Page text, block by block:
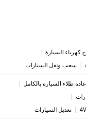
كهرباء السيارة
سحب ونقل السيارات
طلاء السيارة بالكامل
تعديل السيارات